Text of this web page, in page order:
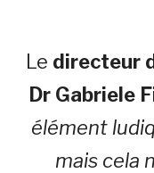
Le directeur
Dr Gabriele
élément
mais cela